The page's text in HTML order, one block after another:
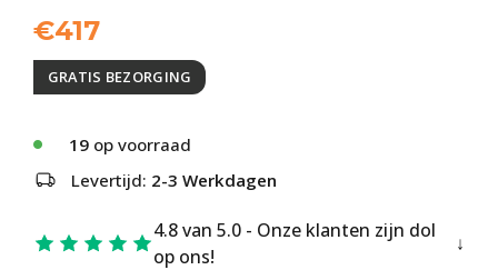
€417
GRATIS BEZORGING
19 op voorraad
Levertijd: 2-3 Werkdagen
4.8 van 5.0 - Onze klanten zijn dol
op ons!